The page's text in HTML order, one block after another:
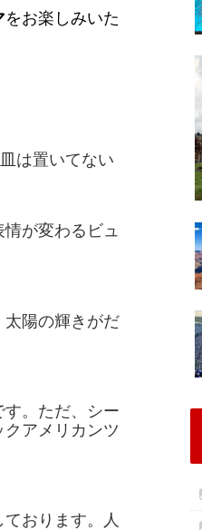
をお楽しみいた
は置いてない
が変わるビュ
太陽の輝きがだ
。ただ、シー
アメリカンツ
おります。人